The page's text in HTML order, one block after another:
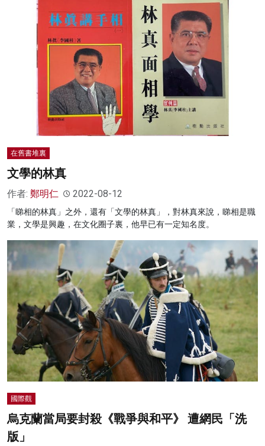
在舊書堆裏
文學的林真
作者: 鄭明仁 2022-08-12
「睇相的林真」之外，還有「文學的林真」，對林真來說，睇相是職
業，文學是興趣，在文化圈子裏，他早已有一定知名度。
國際觀
烏克蘭當局要封殺《戰爭與和平》 遭網民「洗
版」